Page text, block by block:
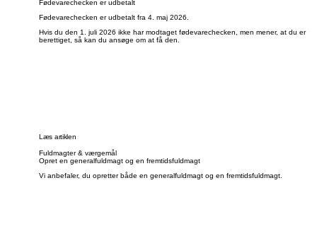
Fødevarechecken er udbetalt
Fødevarechecken er udbetalt fra 4. maj 2026.
Hvis du den 1. juli 2026 ikke har modtaget fødevarechecken, men mener, at du er
berettiget, så kan du ansøge om at få den.
Læs artiklen
Fuldmagter & værgemål
Opret en generalfuldmagt og en fremtidsfuldmagt
Vi anbefaler, du opretter både en generalfuldmagt og en fremtidsfuldmagt.